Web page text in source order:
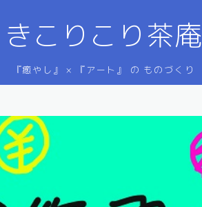
きこりこり茶庵
『癒やし』 × 『アート』 の ものづくり